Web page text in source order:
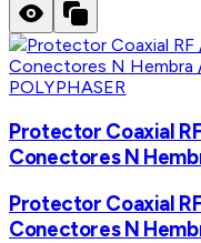
POLYPHASER
Protector Coaxial
Conectores N
Protector Coaxial
Conectores N